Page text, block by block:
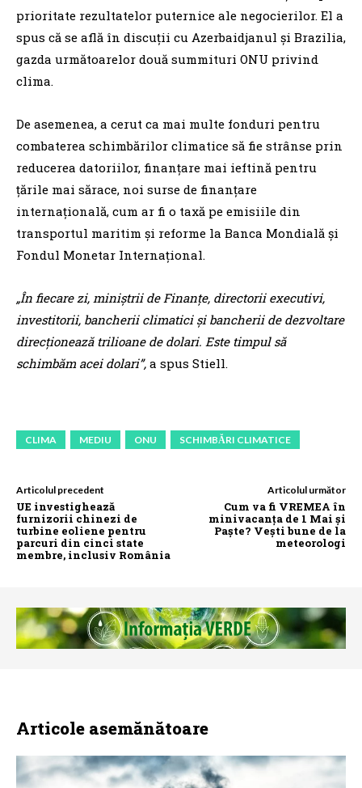
prioritate rezultatelor puternice ale negocierilor. El a
spus că se află în discuții cu Azerbaidjanul și Brazilia,
gazda următoarelor două summituri ONU privind
clima.
De asemenea, a cerut ca mai multe fonduri pentru
combaterea schimbărilor climatice să fie strânse prin
reducerea datoriilor, finanțare mai ieftină pentru
țările mai sărace, noi surse de finanțare
internațională, cum ar fi o taxă pe emisiile din
transportul maritim și reforme la Banca Mondială și
Fondul Monetar Internațional.
„În fiecare zi, miniștrii de Finanțe, directorii executivi,
investitorii, bancherii climatici și bancherii de dezvoltare
direcționează trilioane de dolari. Este timpul să
schimbăm acei dolari”, a spus Stiell.
CLIMA MEDIU ONU SCHIMBĂRI CLIMATICE
Articolul precedent
UE investighează
furnizorii chinezi de
turbine eoliene pentru
parcuri din cinci state
membre, inclusiv România
Articolul următor
Cum va fi VREMEA în
minivacanța de 1 Mai și
Paște? Vești bune de la
meteorologi
Articole asemănătoare